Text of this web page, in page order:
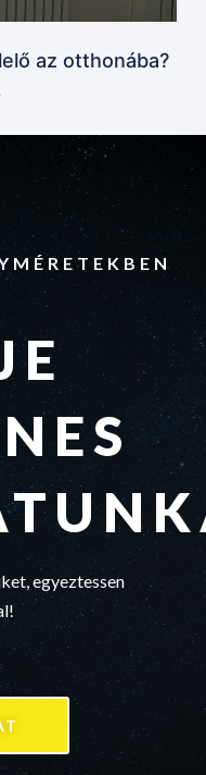
az otthonába?
egyeztessen